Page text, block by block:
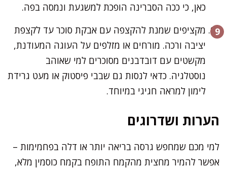
כאן, כי ככה הסברינה הופכת למשגעת ונמסה בפה.
מקציפים שמנת להקצפה עם אבקת סוכר עד לקצפת
יציבה ורכה. מורחים או מזלפים על העוגה המעודנת,
מקשטים עם דובדבנים מסוכרים למי שאוהב
נוסטלגיה. כדאי לנסות גם שבבי פיסטוק או מעט גרידת
לימון למראה חגיגי במיוחד.
הערות ושדרוגים
למי מכם שמחפש גרסה בריאה יותר או דלה בפחמימות –
אפשר להמיר מחצית מהקמח התופח בקמח כוסמין מלא,